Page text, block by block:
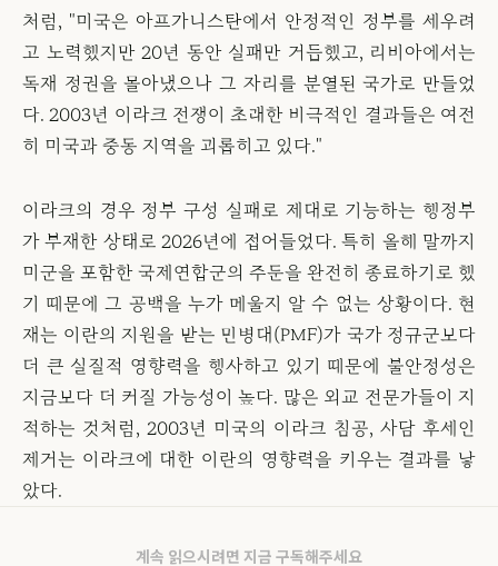
처럼, "미국은 아프가니스탄에서 안정적인 정부를 세우려
고 노력했지만 20년 동안 실패만 거듭했고, 리비아에서는
독재 정권을 몰아냈으나 그 자리를 분열된 국가로 만들었
다. 2003년 이라크 전쟁이 초래한 비극적인 결과들은 여전
히 미국과 중동 지역을 괴롭히고 있다."
이라크의 경우 정부 구성 실패로 제대로 기능하는 행정부
가 부재한 상태로 2026년에 접어들었다. 특히 올해 말까지
미군을 포함한 국제연합군의 주둔을 완전히 종료하기로 했
기 때문에 그 공백을 누가 메울지 알 수 없는 상황이다. 현
재는 이란의 지원을 받는 민병대(PMF)가 국가 정규군보다
더 큰 실질적 영향력을 행사하고 있기 때문에 불안정성은
지금보다 더 커질 가능성이 높다. 많은 외교 전문가들이 지
적하는 것처럼, 2003년 미국의 이라크 침공, 사담 후세인
제거는 이라크에 대한 이란의 영향력을 키우는 결과를 낳
았다.
계속 읽으시려면 지금 구독해주세요